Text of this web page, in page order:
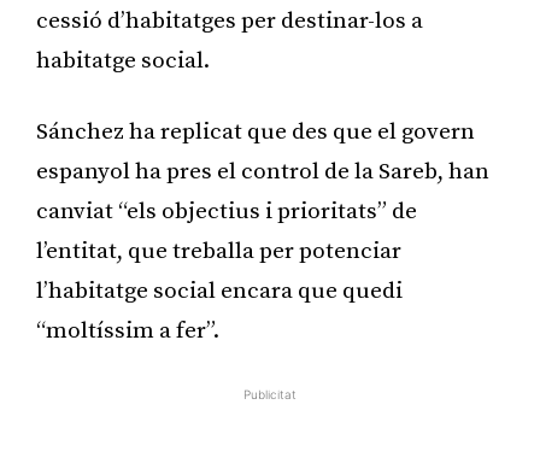
cessió d’habitatges per destinar-los a
habitatge social.
Sánchez ha replicat que des que el govern
espanyol ha pres el control de la Sareb, han
canviat “els objectius i prioritats” de
l’entitat, que treballa per potenciar
l’habitatge social encara que quedi
“moltíssim a fer”.
Publicitat